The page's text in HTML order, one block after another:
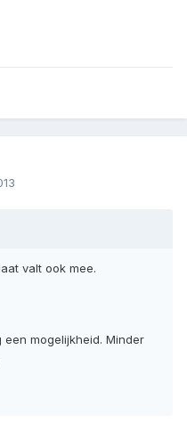
valt ook mee.
mogelijkheid. Minder